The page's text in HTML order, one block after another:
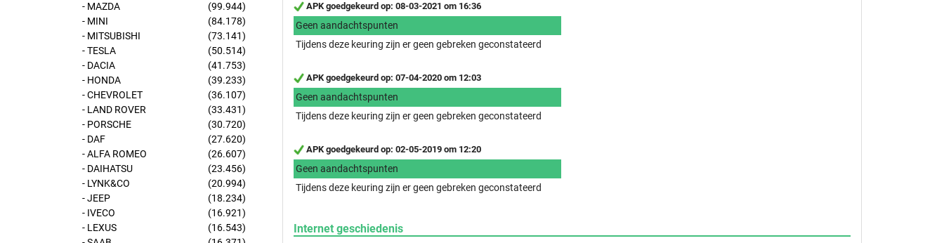
- MAZDA
(99.944)
- MINI
(84.178)
- MITSUBISHI
(73.141)
- TESLA
(50.514)
- DACIA
(41.753)
- HONDA
(39.233)
- CHEVROLET
(36.107)
- LAND ROVER
(33.431)
- PORSCHE
(30.720)
- DAF
(27.620)
- ALFA ROMEO
(26.607)
- DAIHATSU
(23.456)
- LYNK&CO
(20.994)
- JEEP
(18.234)
- IVECO
(16.921)
- LEXUS
(16.543)
APK goedgekeurd op: 08-03-2021 om 16:36
Geen aandachtspunten
Tijdens deze keuring zijn er geen gebreken geconstateerd
APK goedgekeurd op: 07-04-2020 om 12:03
Geen aandachtspunten
Tijdens deze keuring zijn er geen gebreken geconstateerd
APK goedgekeurd op: 02-05-2019 om 12:20
Geen aandachtspunten
Tijdens deze keuring zijn er geen gebreken geconstateerd
Internet geschiedenis